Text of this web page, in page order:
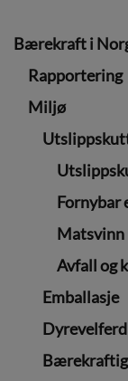
Bærekraft i
Rapportering
Miljø
Fornybar
Matsvinn
Avfall og
Emballasje
Dyrevelferd